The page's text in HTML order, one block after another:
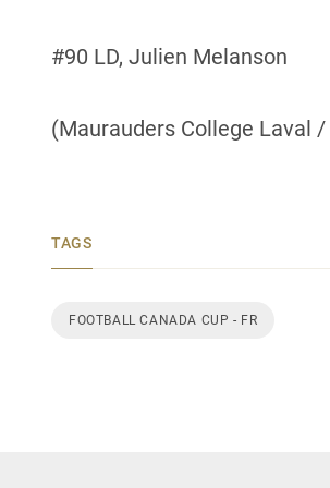
#90 LD, Julien Melanson
(Maurauders College Laval
TAGS
FOOTBALL CANADA CUP - FR